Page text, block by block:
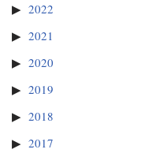
2022
2021
2020
2019
2018
2017